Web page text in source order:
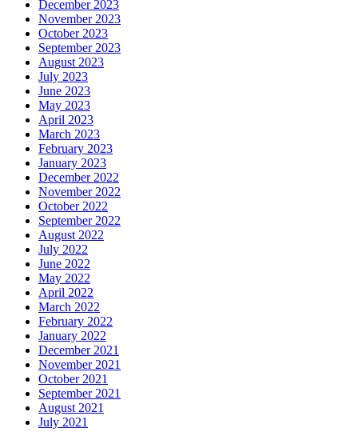
December 2023
November 2023
October 2023
September 2023
August 2023
July 2023
June 2023
May 2023
April 2023
March 2023
February 2023
January 2023
December 2022
November 2022
October 2022
September 2022
August 2022
July 2022
June 2022
May 2022
April 2022
March 2022
February 2022
January 2022
December 2021
November 2021
October 2021
September 2021
August 2021
July 2021